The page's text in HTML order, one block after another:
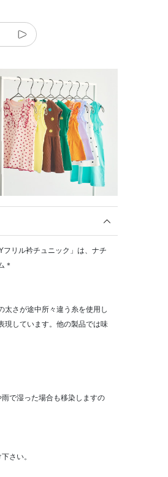
リル衿チュニック」は、ナチ
＊
太さが途中所々違う糸を使用し
現しています。他の製品では味
で湿った場合も移染しますの
さい。